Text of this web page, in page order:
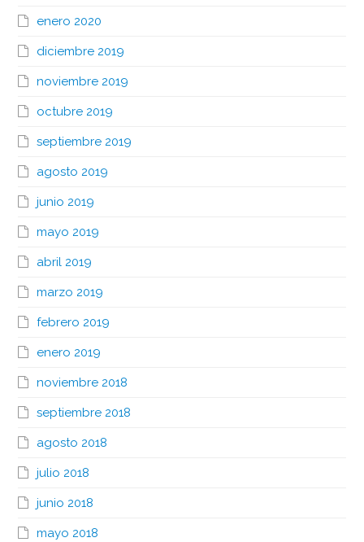
enero 2020
diciembre 2019
noviembre 2019
octubre 2019
septiembre 2019
agosto 2019
junio 2019
mayo 2019
abril 2019
marzo 2019
febrero 2019
enero 2019
noviembre 2018
septiembre 2018
agosto 2018
julio 2018
junio 2018
mayo 2018